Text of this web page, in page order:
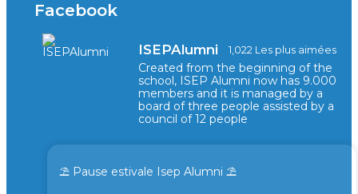
Facebook
ISEPAlumni 1,022 Les plus aimées
Created from the beginning of the
school, ISEP Alumni now has 9.000
members and it is managed by a
board of three people assisted by a
council of 12 people
⛱️ Pause estivale Isep Alumni ⛱️